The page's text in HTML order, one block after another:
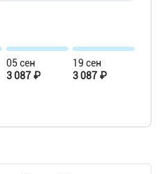
05 сен
3 087 ₽
19 сен
3 087 ₽